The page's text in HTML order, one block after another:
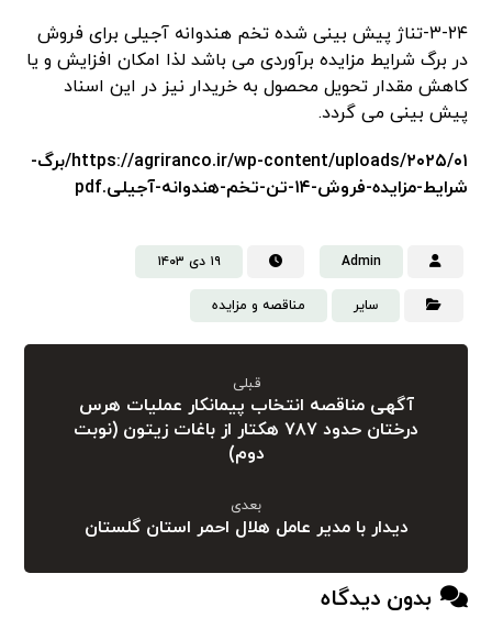
۳-۲۴-تناژ پیش بینی شده تخم هندوانه آجیلی برای فروش
در برگ شرایط مزایده برآوردی می باشد لذا امکان افزایش و یا
کاهش مقدار تحویل محصول به خریدار نیز در این اسناد
پیش بینی می گردد.
https://agriranco.ir/wp-content/uploads/۲۰۲۵/۰۱/برگ-
شرایط-مزایده-فروش-۱۴-تن-تخم-هندوانه-آجیلی.pdf
Admin ۱۹ دی ۱۴۰۳
سایر مناقصه و مزایده
قبلی
آگهی مناقصه انتخاب پیمانکار عملیات هرس
درختان حدود ۷۸۷ هکتار از باغات زیتون (نوبت
دوم)
بعدی
دیدار با مدیر عامل هلال احمر استان گلستان
بدون دیدگاه